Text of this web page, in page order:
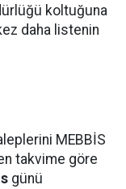
koltuğuna
daha listenin
MEBBİS
takvime göre
günü